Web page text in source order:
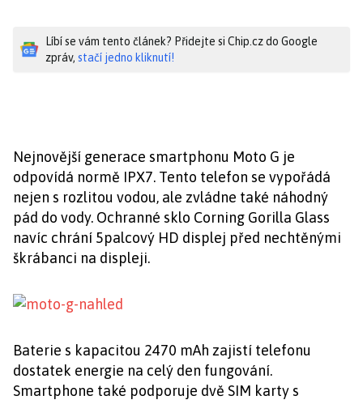
Líbí se vám tento článek? Přidejte si Chip.cz do Google
zpráv, stačí jedno kliknutí!
Nejnovější generace smartphonu Moto G je
odpovídá normě IPX7. Tento telefon se vypořádá
nejen s rozlitou vodou, ale zvládne také náhodný
pád do vody. Ochranné sklo Corning Gorilla Glass
navíc chrání 5palcový HD displej před nechtěnými
škrábanci na displeji.
Baterie s kapacitou 2470 mAh zajistí telefonu
dostatek energie na celý den fungování.
Smartphone také podporuje dvě SIM karty s